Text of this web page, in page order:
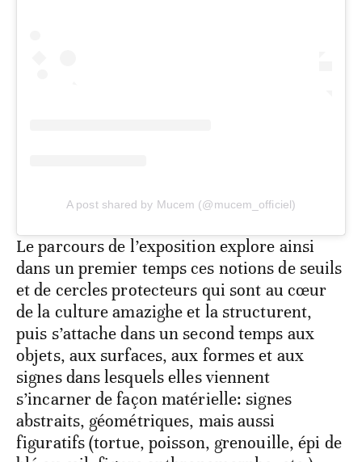
A post shared by Mucem (@mucem_officiel)
Le parcours de l’exposition explore ainsi
dans un premier temps ces notions de seuils
et de cercles protecteurs qui sont au cœur
de la culture amazighe et la structurent,
puis s’attache dans un second temps aux
objets, aux surfaces, aux formes et aux
signes dans lesquels elles viennent
s’incarner de façon matérielle: signes
abstraits, géométriques, mais aussi
figuratifs (tortue, poisson, grenouille, épi de